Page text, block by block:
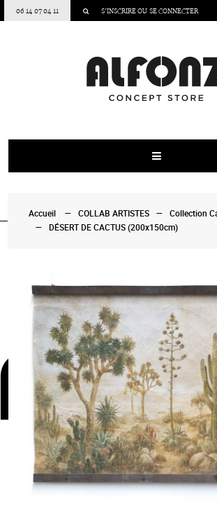
06 14 07 04 11 S’INSCRIREOU SE CONNECTER
Accueil COLLAB ARTISTES
Collection
DÉSERT DE CACTUS (200x150cm)